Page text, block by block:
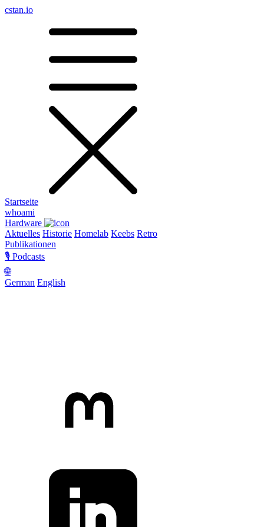
cstan.io
Startseite
whoami
Hardware
Aktuelles Historie Homelab Keebs Retro
Publikationen
🎙️ Podcasts
🌐
German English